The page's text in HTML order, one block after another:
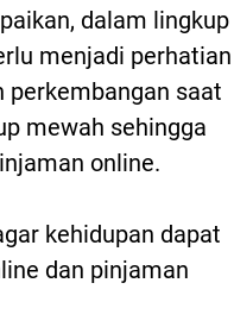
dalam lingkup
menjadi perhatian
perkembangan saat
mewah sehingga
online.
kehidupan dapat
dan pinjaman